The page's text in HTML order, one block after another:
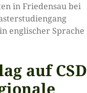
in Friedensau bei
englischer Sprache
auf CSD